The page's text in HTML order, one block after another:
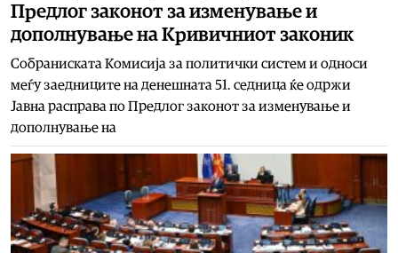
Предлог законот за изменување и
дополнување на Кривичниот законик
Собраниската Комисија за политички систем и односи
меѓу заедниците на денешната 51. седница ќе одржи
Јавна расправа по Предлог законот за изменување и
дополнување на